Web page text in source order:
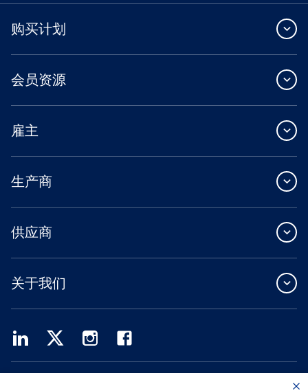
购买计划
会员资源
雇主
生产商
供应商
关于我们